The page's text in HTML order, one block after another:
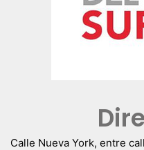
Calle Nueva York, entre